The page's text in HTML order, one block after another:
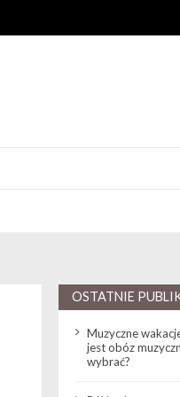
OSTATNIE
Muzyczne
jest obóz
wybrać?